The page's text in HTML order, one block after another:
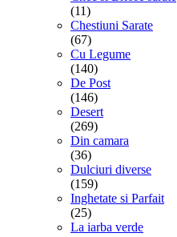
(11)
Chestiuni Sarate
(67)
Cu Legume
(140)
De Post
(146)
Desert
(269)
Din camara
(36)
Dulciuri diverse
(159)
Inghetate si Parfait
(25)
La iarba verde